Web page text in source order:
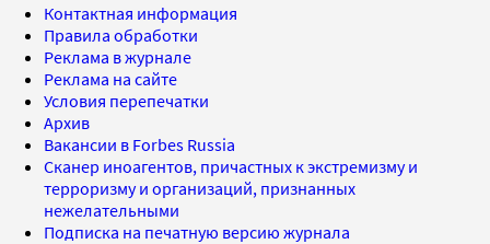
Контактная информация
Правила обработки
Реклама в журнале
Реклама на сайте
Условия перепечатки
Архив
Вакансии в Forbes Russia
Сканер иноагентов, причастных к экстремизму и
терроризму и организаций, признанных
нежелательными
Подписка на печатную версию журнала